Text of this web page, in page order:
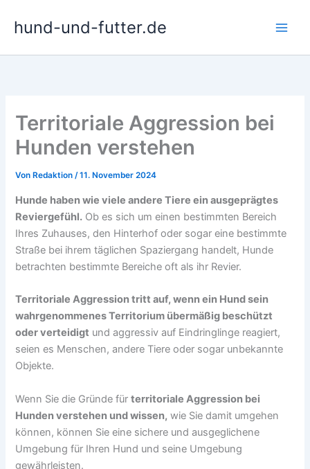
Inhalthund-und-futter.de
Territoriale Aggression bei
Hunden verstehen
Von Redaktion/11. November 2024
Hunde haben wie viele andere Tiere ein ausgeprägtes
Reviergefühl. Ob es sich um einen bestimmten Bereich
Ihres Zuhauses, den Hinterhof oder sogar eine bestimmte
Straße bei ihrem täglichen Spaziergang handelt, Hunde
betrachten bestimmte Bereiche oft als ihr Revier.
Territoriale Aggression tritt auf, wenn ein Hund sein
wahrgenommenes Territorium übermäßig beschützt
oder verteidigt und aggressiv auf Eindringlinge reagiert,
seien es Menschen, andere Tiere oder sogar unbekannte
Objekte.
Wenn Sie die Gründe fürterritoriale Aggression bei
Hunden verstehen und wissen, wie Sie damit umgehen
können, können Sie eine sichere und ausgeglichene
Umgebung für Ihren Hund und seine Umgebung
gewährleisten.